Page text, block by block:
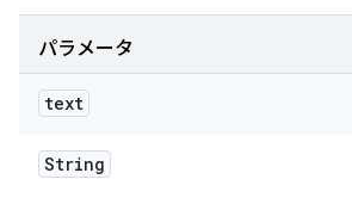
パラメータ
text
String